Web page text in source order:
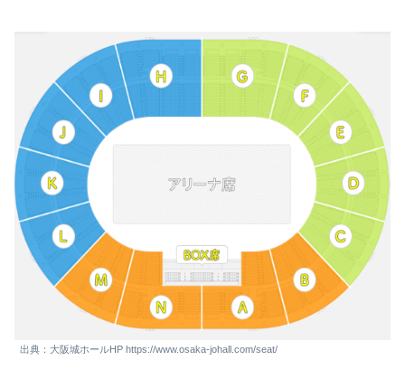
出典：大阪城ホールHP https://www.osaka-johall.com/seat/